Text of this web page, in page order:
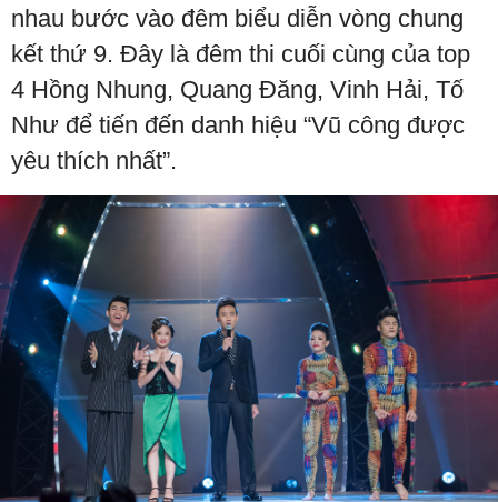
nhau bước vào đêm biểu diễn vòng chung
kết thứ 9. Đây là đêm thi cuối cùng của top
4 Hồng Nhung, Quang Đăng, Vinh Hải, Tố
Như để tiến đến danh hiệu “Vũ công được
yêu thích nhất”.